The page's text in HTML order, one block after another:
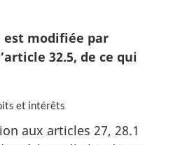
est modifiée par
32.5, de ce qui
et intérêts
aux articles 27, 28.1